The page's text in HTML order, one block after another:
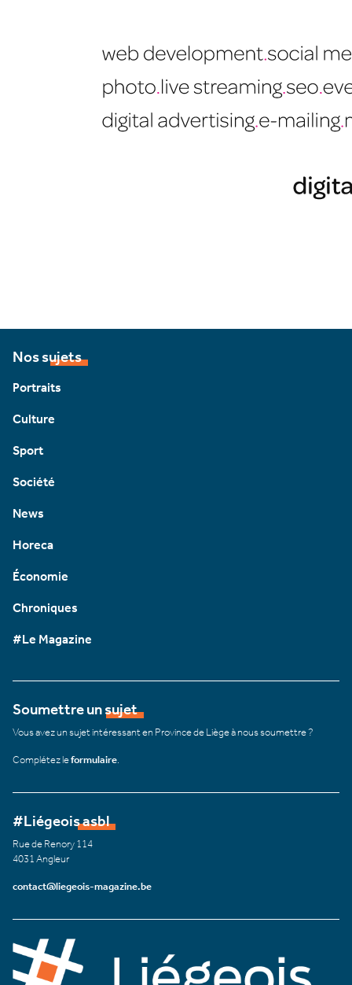
Nos sujets
Portraits
Culture
Sport
Société
News
Horeca
Économie
Chroniques
#Le Magazine
Soumettre un sujet
Vous avez un sujet intéressant en Province de Liège à nous soumettre ?
Complétez leformulaire
#Liégeois asbl
Rue de Renory 114
4031 Angleur
contact@liegeois-magazine.be